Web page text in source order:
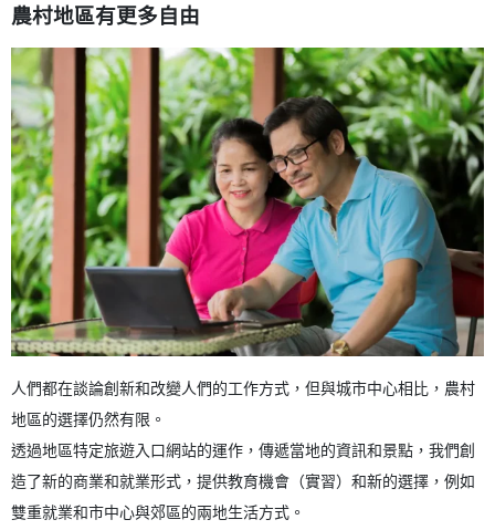
農村地區有更多自由
人們都在談論創新和改變人們的工作方式，但與城市中心相比，農村
地區的選擇仍然有限。
透過地區特定旅遊入口網站的運作，傳遞當地的資訊和景點，我們創
造了新的商業和就業形式，提供教育機會（實習）和新的選擇，例如
雙重就業和市中心與郊區的兩地生活方式。